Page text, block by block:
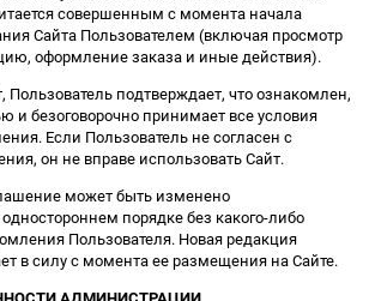
совершенным с момента начала
Сайта Пользователем (включая просмотр
оформление заказа и иные действия).
Пользователь подтверждает, что ознакомлен,
и безоговорочно принимает все условия
Если Пользователь не согласен с
он не вправе использовать Сайт.
может быть изменено
порядке без какого-либо
Пользователя. Новая редакция
в силу с момента ее размещения на Сайте.